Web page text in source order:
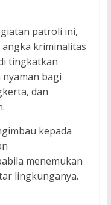
patroli ini,
kriminalitas
tingkatkan
bagi
dan
kepada
menemukan
lingkunganya.